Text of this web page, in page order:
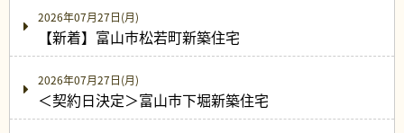
2026年07月27日(月)
【新着】富山市松若町新築住宅
2026年07月27日(月)
＜契約日決定＞富山市下堀新築住宅